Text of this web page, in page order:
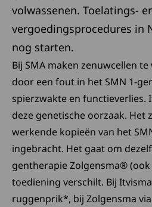
volwassenen. Toelatings-
vergoedingsprocedures in
nog starten.
Bij SMA maken zenuwcellen
door een fout in het SMN 1-
spierzwakte en functieverlies.
deze genetische oorzaak. Het
werkende kopieën van het
ingebracht. Het gaat om
gentherapie Zolgensma®
toediening verschilt. Bij
ruggenprik*, bij Zolgensma